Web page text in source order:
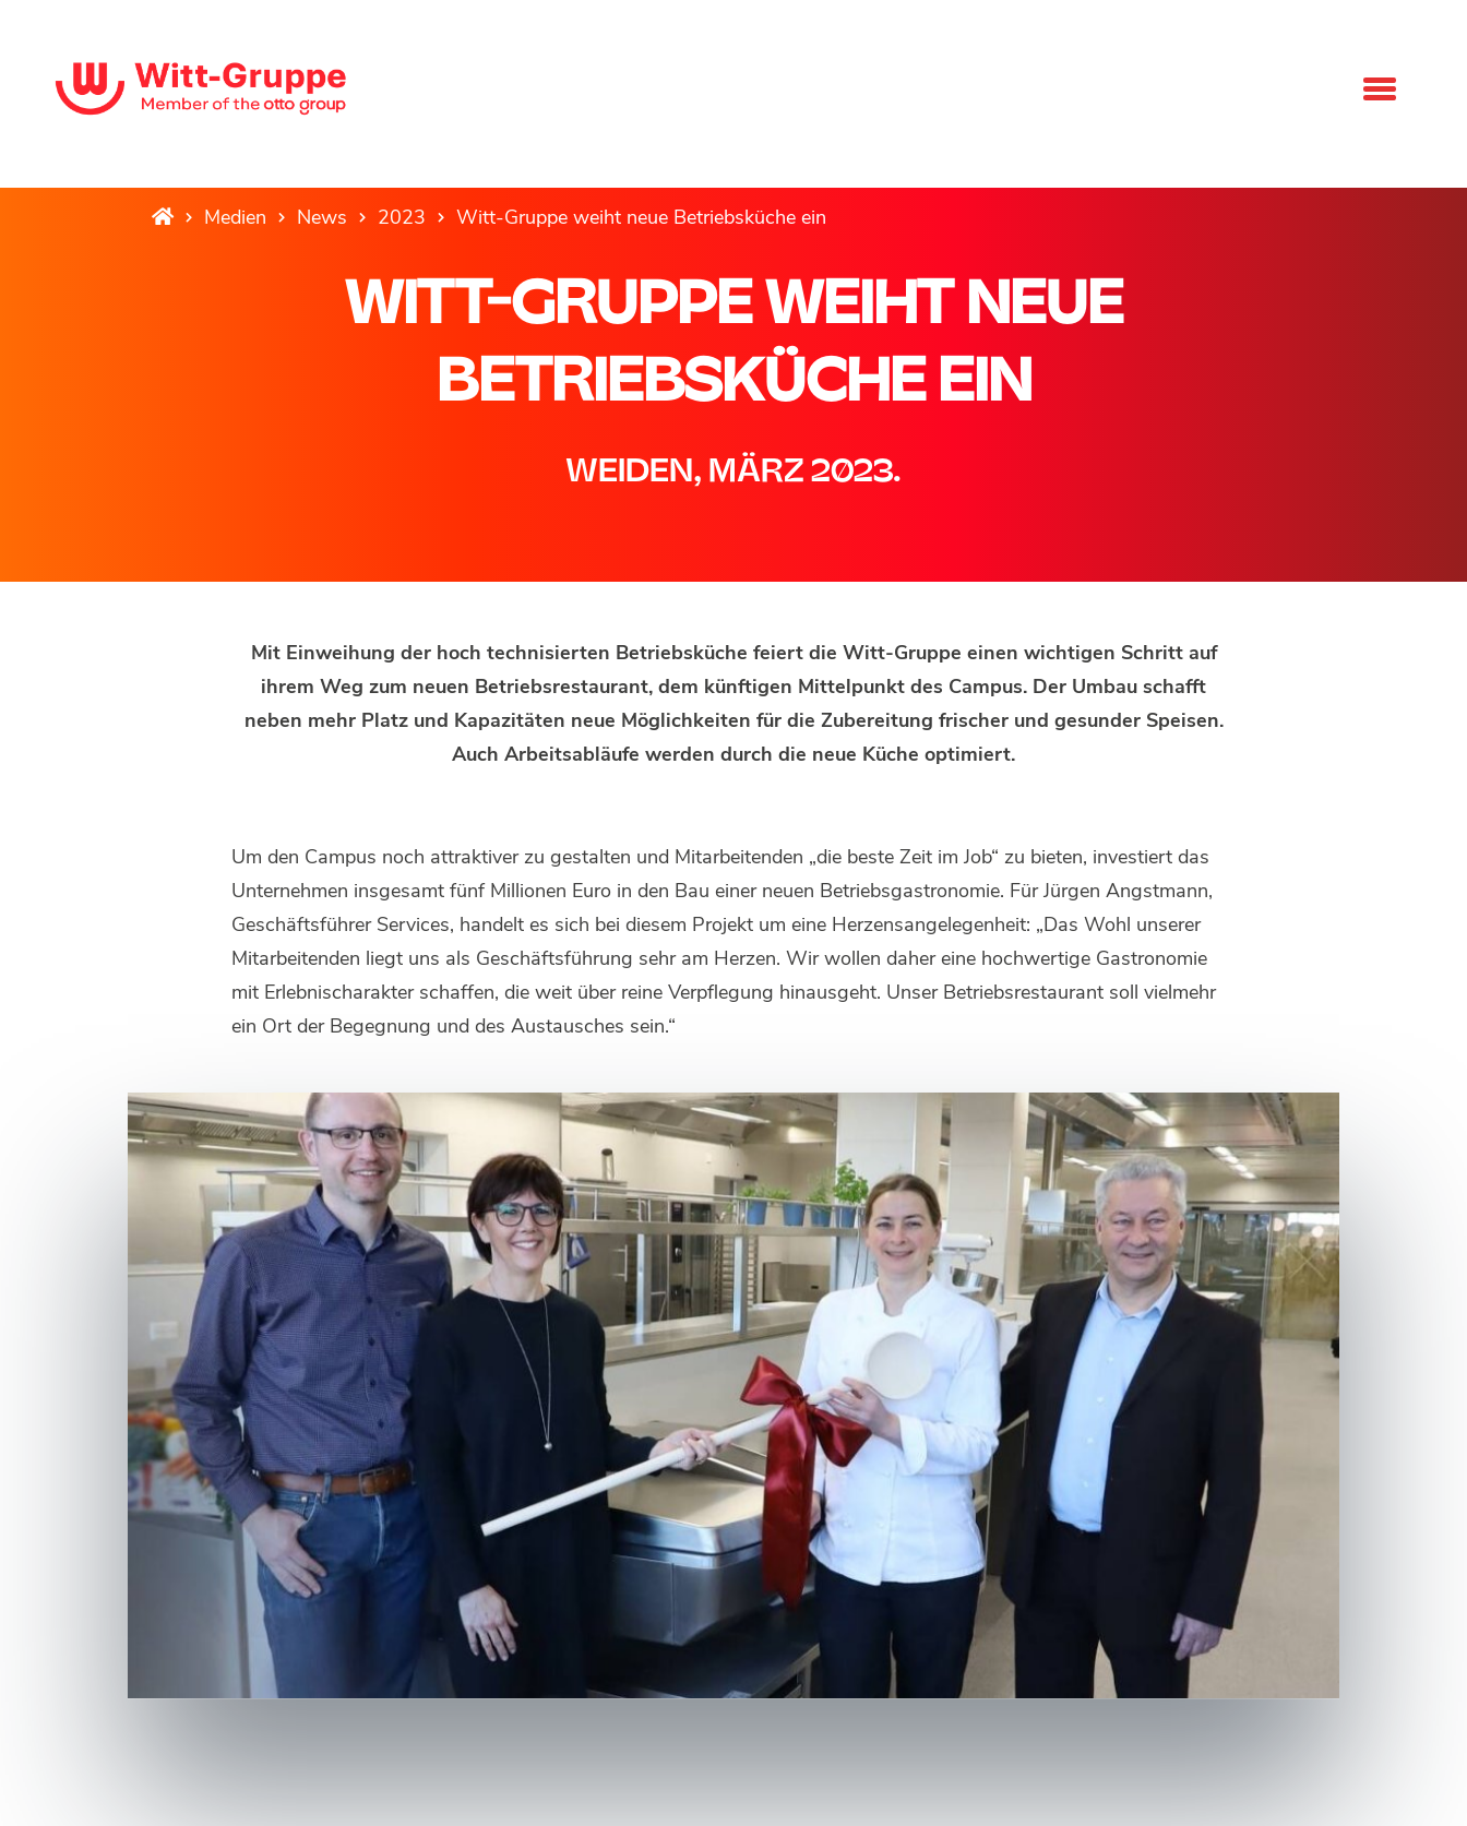
Medien News 2023 Witt-Gruppe weiht neue Betriebsküche ein
WITT-GRUPPE WEIHT NEUE
BETRIEBSKÜCHE EIN
WEIDEN, MÄRZ 2023.
Mit Einweihung der hoch technisierten Betriebsküche feiert die Witt-Gruppe einen wichtigen Schritt auf
ihrem Weg zum neuen Betriebsrestaurant, dem künftigen Mittelpunkt des Campus. Der Umbau schafft
neben mehr Platz und Kapazitäten neue Möglichkeiten für die Zubereitung frischer und gesunder Speisen.
Auch Arbeitsabläufe werden durch die neue Küche optimiert.
Um den Campus noch attraktiver zu gestalten und Mitarbeitenden „die beste Zeit im Job“ zu bieten, investiert das
Unternehmen insgesamt fünf Millionen Euro in den Bau einer neuen Betriebsgastronomie. Für Jürgen Angstmann,
Geschäftsführer Services, handelt es sich bei diesem Projekt um eine Herzensangelegenheit: „Das Wohl unserer
Mitarbeitenden liegt uns als Geschäftsführung sehr am Herzen. Wir wollen daher eine hochwertige Gastronomie
mit Erlebnischarakter schaffen, die weit über reine Verpflegung hinausgeht. Unser Betriebsrestaurant soll vielmehr
ein Ort der Begegnung und des Austausches sein.“